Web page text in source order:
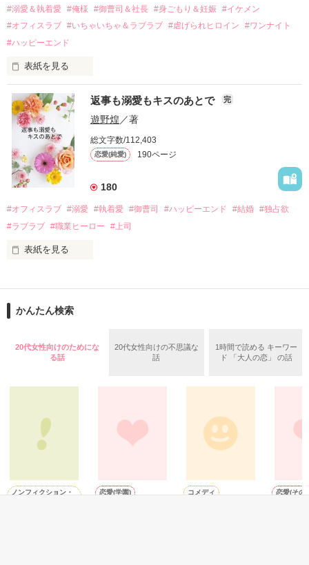
過去の傷から、二度と会いたくないと思っていた哲平に
運命のような再会を果たす。
酔った勢いで一夜を共にしてしまった。
さらに、美桜が初めてだと知った哲平は
『責任をとる、結婚しよう』と真っ直ぐに告げてきた。
戸惑う美桜とは裏腹に、好きという気持ちを隠すことなく
甘やかしてくる。
そんなある日、哲平は美桜がストーカー被害に
遭っていることを知る。
美桜を守るため、哲平は同居を提案してきて――。
夏木美桜(なつきみお)
鳴海哲平 (なるみてっぺい)
2026.6.5～2026.7.25
＊以前、公開していた話の改稿版です＊
作品を読む
#溺愛＆執着愛 #俺様 #御曹司＆社長 #身ごもり＆妊娠 #イケメン
#オフィスラブ #いちゃいちゃ＆ラブラブ #虐げられヒロイン
#ワンナイト
#ハッピーエンド
表紙を見る
おかしな噂を流されて前の職場でうまくいかなかった梅田美
桜は、海外で傷心旅行をしていたところ、日本人美青年と出会
い、酒の勢いもあり一夜限りの関係となる。
帰国後、美桜は新しい職場でワンナイトした美青年と再会。
なんと彼の正体は、とある財閥御曹司にも関わらず、一族を離
れて起業した新進気鋭の実業家、社内でも冷徹だと評判な社長
――御影恭司その人だったのだ――！
なぜか恭司から飼い猫の世話係を命じられた美桜は、猫の世
の関係となってしまい――？
返事も溺愛もキスのあとで 完
遊野煌／著
総文字数/112,403
恋愛(純愛) 190ページ
180
#オフィスラブ #溺愛 #執着愛 #御曹司 #ハッピーエンド #結婚 #独占欲
#ラブラブ #職業ヒーロー #上司
表紙を見る
ションの企画戦略室で働いている。
めた、同期で恋人の石垣守（26）がいるのだが、後輩の姫原由
いた。
守と由羅から『便利屋雛子』と馬鹿にされ、一人こっそり泣い
鷹哉『宜しくな、俺の雛子』🦅
雛子『俺の……ひぃ、雛子？！！！』🐥
かんたん検索
20代女性向けのためにな
る話
20代女性向けの不思議な
話
1時間で読める キーワー
ド 「大人の恋」 の話
ノンフィクション・
恋愛(学園) コメディ 恋愛(その